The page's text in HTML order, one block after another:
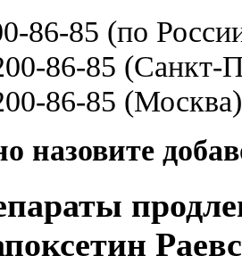
86-85 (по
86-85 (Санкт-
86-85 (Москва)
назовите